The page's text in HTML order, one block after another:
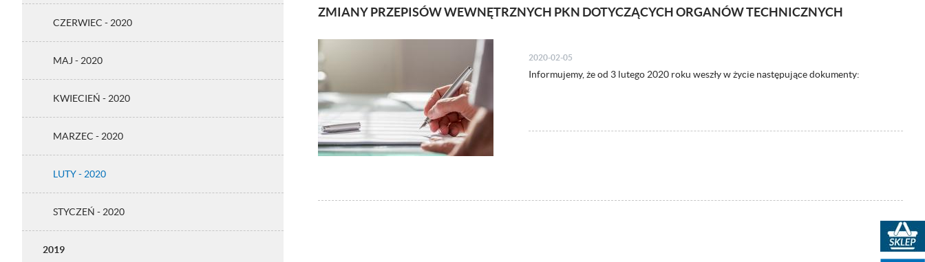
ZMIANY PRZEPISÓW WEWNĘTRZNYCH PKN DOTYCZĄCYCH ORGANÓW TECHNICZNYCH
2020-02-05
Informujemy, że od 3 lutego 2020 roku weszły w życie następujące dokumenty:
CZERWIEC - 2020
MAJ - 2020
KWIECIEŃ - 2020
MARZEC - 2020
LUTY - 2020
STYCZEŃ - 2020
2019